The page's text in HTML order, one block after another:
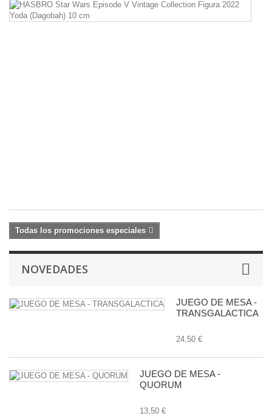
Todas los promociones especiales
NOVEDADES
JUEGO DE MESA -
TRANSGALACTICA
24,50 €
JUEGO DE MESA -
QUORUM
13,50 €